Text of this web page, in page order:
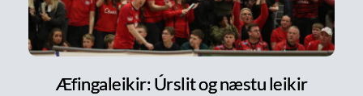
Æfingaleikir: Úrslit og næstu leikir